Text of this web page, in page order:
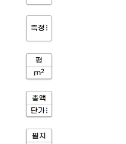
측정
평
m2
총액
단가
필지